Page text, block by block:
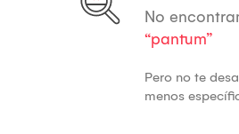
No
“pantum”
Pero no te
menos